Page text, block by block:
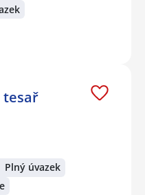
tesař
Plný úvazek